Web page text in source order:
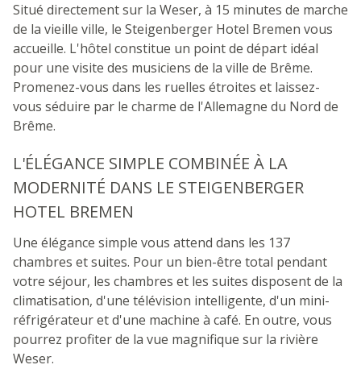
Situé directement sur la Weser, à 15 minutes de marche
de la vieille ville, le Steigenberger Hotel Bremen vous
accueille. L'hôtel constitue un point de départ idéal
pour une visite des musiciens de la ville de Brême.
Promenez-vous dans les ruelles étroites et laissez-
vous séduire par le charme de l'Allemagne du Nord de
Brême.
L'ÉLÉGANCE SIMPLE COMBINÉE À LA
MODERNITÉ DANS LE STEIGENBERGER
HOTEL BREMEN
Une élégance simple vous attend dans les 137
chambres et suites. Pour un bien-être total pendant
votre séjour, les chambres et les suites disposent de la
climatisation, d'une télévision intelligente, d'un mini-
réfrigérateur et d'une machine à café. En outre, vous
pourrez profiter de la vue magnifique sur la rivière
Weser.